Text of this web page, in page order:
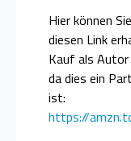
Hier können
diesen Link
Kauf als
da dies ein
ist:
https://